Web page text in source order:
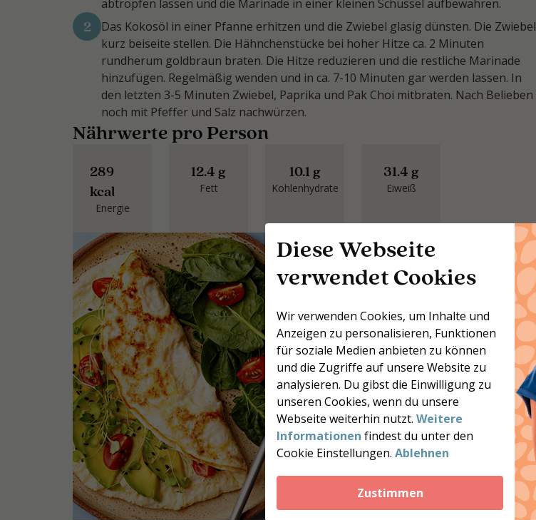
Diese Webseite
verwendet Cookies
Wir verwenden Cookies, um Inhalte und
Anzeigen zu personalisieren, Funktionen
für soziale Medien anbieten zu können
und die Zugriffe auf unsere Website zu
analysieren. Du gibst die Einwilligung zu
unseren Cookies, wenn du unsere
Webseite weiterhin nutzt. Weitere
Informationen findest du unter den
Cookie Einstellungen. Ablehnen
Zustimmen
abtropfen lassen und die Marinade in einer kleinen Schüssel aufbewahren.
2
Das Kokosöl in einer Pfanne erhitzen und die Zwiebel glasig dünsten. Die Zwiebel
kurz beiseite stellen. Die Hähnchenstücke bei hoher Hitze ca. 2 Minuten
rundherum goldbraun braten. Die Hitze reduzieren und die restliche Marinade
hinzufügen. Regelmäßig wenden und in ca. 7-10 Minuten gar werden lassen. In
den letzten 3-5 Minuten Zwiebel, Paprika und Pak Choi mitbraten. Nach Belieben
noch mit Pfeffer und Salz nachwürzen.
Nährwerte pro Person
289
kcal
Energie
12.4 g
Fett
10.1 g
Kohlenhydrate
31.4 g
Eiweiß
12 kohlenhydratarme
Möchtest du mehr leckere,
kohlenhydratarme Rezepte? Lade
unsere kostenlose Broschüre mit
12 inspirierenden Rezepten für
jeden Tag der Woche herunter.
12 getestete Rezepte
Inklusive Nährwerte
Sofort verfügbar